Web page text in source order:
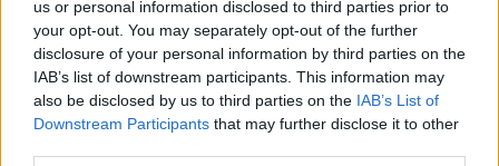
us or personal information disclosed to third parties prior to
your opt-out. You may separately opt-out of the further
disclosure of your personal information by third parties on the
IAB’s list of downstream participants. This information may
also be disclosed by us to third parties on the IAB’s List of
Downstream Participants that may further disclose it to other
es-grafikak/Festmenyek-es-
grafikak~500001/Horn-
Antal-1882-Erdei-taj-
Akvarell-papir-j
Aukció:424. Gyorsárverés
Aukció időpontja: 2022-08-
18 19:00
MEGTEKINTEM
es-grafikak/Festmenyek-es-
grafikak~500001/id-Imre-
Istvan-1918-1983-Balatoni
Aukció:424. Gyorsárverés
Aukció időpontja: 2022-08-
18 19:00
MEGTEKINTEM